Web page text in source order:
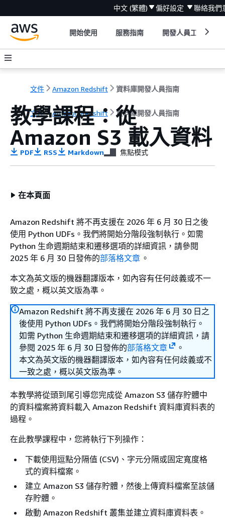
中文 (繁體) 偏好設定 聯絡我們
開始使用 服務指南 開發人員工具
文件 Amazon Redshift 資料庫開發人員指南
文件 Amazon Redshift 資料庫開發人員指南
教學課程：從
Amazon S3 載入資料
PDF RSS Markdown 焦點模式
在本頁面
Amazon Redshift 將不再支援在 2026 年 6 月 30 日之後
使用 Python UDFs。我們將開始分階段強制執行。如需
Python 生命週期結束和遷移選項的詳細資訊，請參閱
2025 年 6 月 30 日發佈的部落格文章 。
本文為英文版的機器翻譯版本，如內容有任何歧義或不一
致之處，概以英文版為準。
Amazon Redshift 將不再支援在 2026 年 6 月 30 日之
後使用 Python UDFs。我們將開始分階段強制執行。
如需 Python 生命週期結束和遷移選項的詳細資訊，請
參閱 2025 年 6 月 30 日發佈的部落格文章
。
本文為英文版的機器翻譯版本，如內容有任何歧義或不
一致之處，概以英文版為準。
本教學將從頭到尾引導您完成從 Amazon S3 儲存貯體中
的資料檔案將資料載入 Amazon Redshift 資料庫資料表的
過程。
在此教學課程中，您將執行下列操作：
下載使用逗點分隔值 (CSV)、字元分隔或固定寬度格
式的資料檔案。
建立 Amazon S3 儲存貯體，然後上傳資料檔案至該儲
存貯體。
啟動 Amazon Redshift 叢集並建立資料庫資料表。